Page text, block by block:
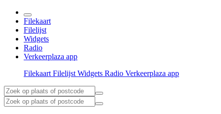
Filekaart
Filelijst
Widgets
Radio
Verkeerplaza app
Filekaart Filelijst Widgets Radio Verkeerplaza app